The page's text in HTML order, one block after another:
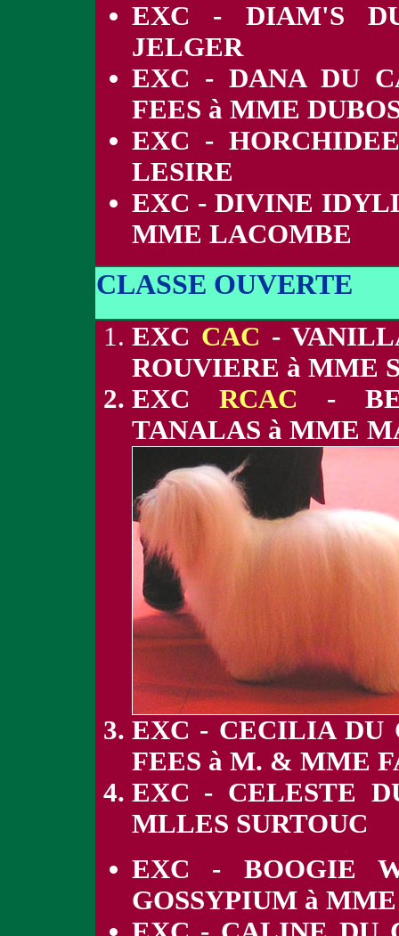
EXC - DIAM'S
JELGER
EXC - DANA DU
FEES à MME
EXC -
LESIRE
EXC - DIVINE
MME LACOMBE
CLASSE OUVERTE
EXC CAC -
ROUVIERE à MME
EXC RCAC -
TANALAS à MME
EXC - CECILIA DU
FEES à M. & MME
EXC - CELESTE
MLLES SURTOUC
EXC - BOOGIE
GOSSYPIUM à